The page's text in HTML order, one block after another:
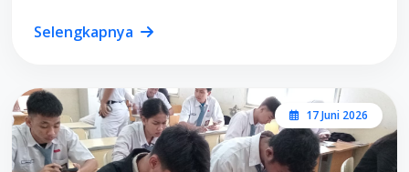
Selengkapnya
17 Juni 2026